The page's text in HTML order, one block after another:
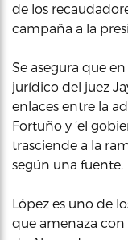
de los
campaña a la
Se asegura que
jurídico del juez
enlaces entre la
Fortuño y ‘el
trasciende a la
según una fuente.
López es uno de
que amenaza